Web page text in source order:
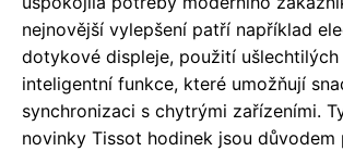
nejnovější vylepšení patří například
dotykové displeje, použití ušlechtilých
inteligentní funkce, které umožňují
synchronizaci s chytrými zařízeními.
novinky Tissot hodinek jsou důvodem